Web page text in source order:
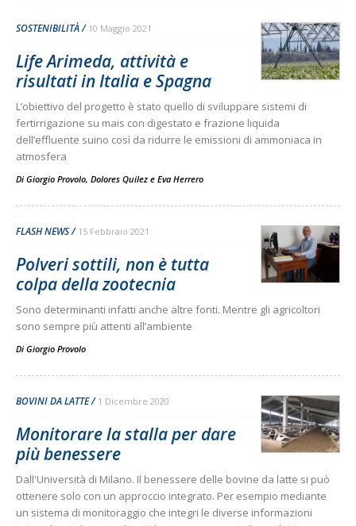
SOSTENIBILITÀ 10 Maggio 2021
Life Arimeda, attività e
risultati in Italia e Spagna
L’obiettivo del progetto è stato quello di sviluppare sistemi di
fertirrigazione su mais con digestato e frazione liquida
dell’effluente suino così da ridurre le emissioni di ammoniaca in
atmosfera
Di Giorgio Provolo, Dolores Quilez e Eva Herrero
FLASH NEWS 15 Febbraio 2021
Polveri sottili, non è tutta
colpa della zootecnia
Sono determinanti infatti anche altre fonti. Mentre gli agricoltori
sono sempre più attenti all’ambiente
Di Giorgio Provolo
BOVINI DA LATTE 1 Dicembre 2020
Monitorare la stalla per dare
più benessere
Dall'Università di Milano. Il benessere delle bovine da latte si può
ottenere solo con un approccio integrato. Per esempio mediante
un sistema di monitoraggio che integri le diverse informazioni